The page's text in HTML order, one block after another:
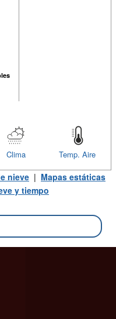
Temp. Aire
Clima
nieve | Mapas estáticas
y tiempo